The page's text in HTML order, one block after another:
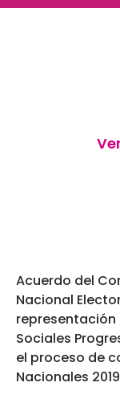
Acuerdo del
Nacional
representación
Sociales
el proceso de
Nacionales